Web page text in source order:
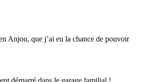
Anjou, que j’ai eu la chance de pouvoir